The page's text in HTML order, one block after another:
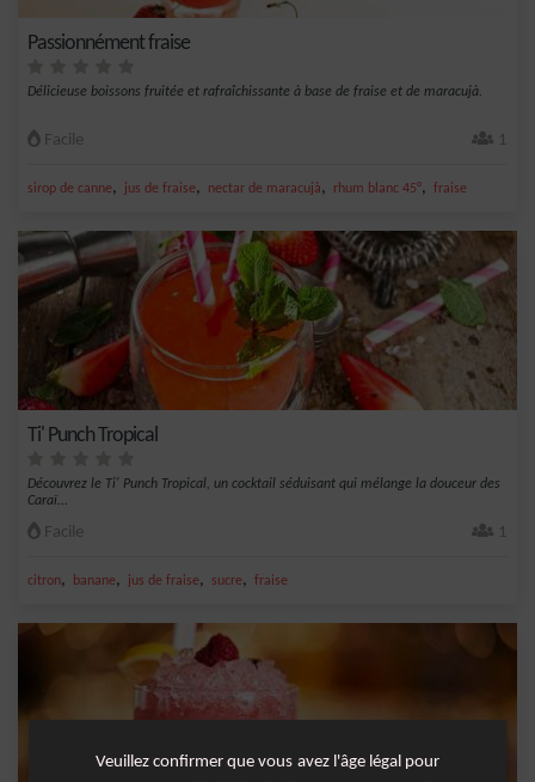
Passionnément fraise
Délicieuse boissons fruitée et rafraîchissante à base de fraise et de maracujà.
Facile 1
sirop de canne, jus de fraise, nectar de maracujà, rhum blanc 45°, fraise
Ti' Punch Tropical
Découvrez le Ti' Punch Tropical, un cocktail séduisant qui mélange la douceur des
Caraï...
Facile 1
citron, banane, jus de fraise, sucre, fraise
Veuillez confirmer que vous avez l'âge légal pour